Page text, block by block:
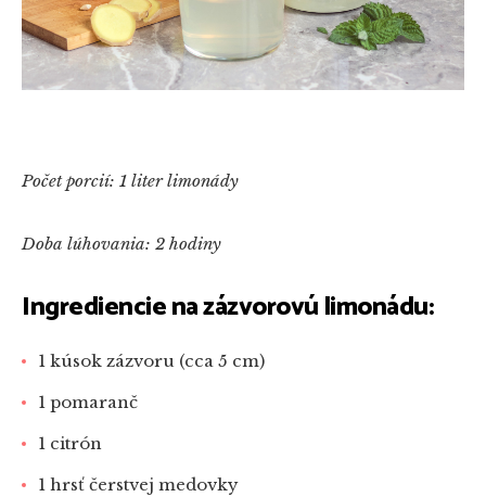
Počet porcií: 1 liter limonády
Doba lúhovania: 2 hodiny
Ingrediencie na zázvorovú limonádu:
1 kúsok zázvoru (cca 5 cm)
1 pomaranč
1 citrón
1 hrsť čerstvej medovky